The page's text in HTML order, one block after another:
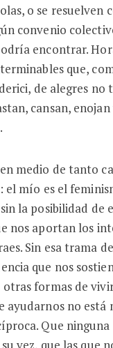
o se resuelven
convenio
encontrar.
que,
de alegres no
cansan,
medio de tanto
el mío es el
la posibilidad de
nos aportan los
Sin esa trama de
que nos
formas de
ayudarnos no está
Que